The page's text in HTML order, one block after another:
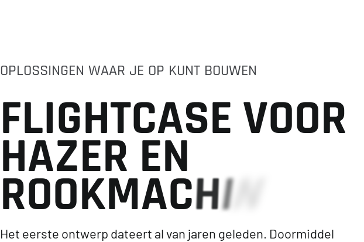
OPLOSSINGEN WAAR JE OP KUNT BOUWEN
FLIGHTCASE VOOR
HAZER EN
ROOKMACHIN
Het eerste ontwerp dateert al van jaren geleden. Doormiddel